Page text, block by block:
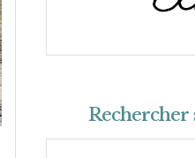
Rechercher